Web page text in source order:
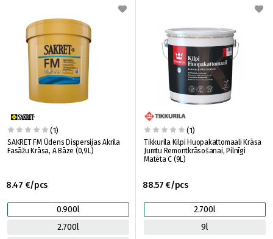
(1)
SAKRET FM Ūdens Dispersijas Akrila
Fasāžu Krāsa, A Bāze (0,9L)
8.47 €/pcs
0.900l
2.700l
(1)
Tikkurila Kilpi Huopakattomaali Krāsa
Jumtu Remontkrāsošanai, Pilnīgi
Matēta C (9L)
88.57 €/pcs
2.700l
9l